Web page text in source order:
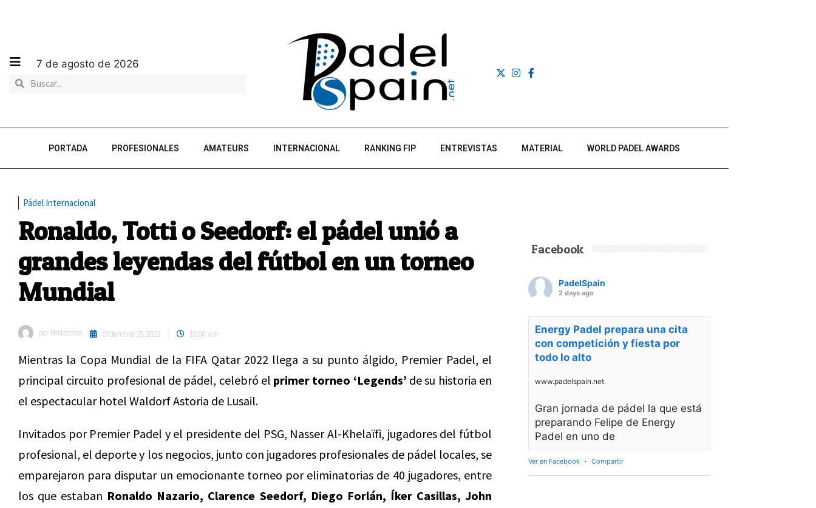
7 de agosto de 2026
PORTADA PROFESIONALES AMATEURS INTERNACIONAL RANKING FIP ENTREVISTAS MATERIAL WORLD PADEL AWARDS
Pádel Internacional
Ronaldo, Totti o Seedorf: el pádel unió a
grandes leyendas del fútbol en un torneo
Mundial
por Redaccion diciembre 15, 2022 10:00 am
Mientras la Copa Mundial de la FIFA Qatar 2022 llega a su punto álgido, Premier Padel, el
principal circuito profesional de pádel, celebró el primer torneo ‘Legends’ de su historia en
el espectacular hotel Waldorf Astoria de Lusail.
Invitados por Premier Padel y el presidente del PSG, Nasser Al-Khelaïfi, jugadores del fútbol
profesional, el deporte y los negocios, junto con jugadores profesionales de pádel locales, se
emparejaron para disputar un emocionante torneo por eliminatorias de 40 jugadores, entre
los que estaban Ronaldo Nazario, Clarence Seedorf, Diego Forlán, Íker Casillas, John
Facebook
PadelSpain
2 days ago
Energy Padel prepara una cita
con competición y fiesta por
todo lo alto
www.padelspain.net
Gran jornada de pádel la que está
preparando Felipe de Energy
Padel en uno de
Ver en Facebook · Compartir